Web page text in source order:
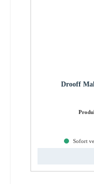
Drooff
Sofort